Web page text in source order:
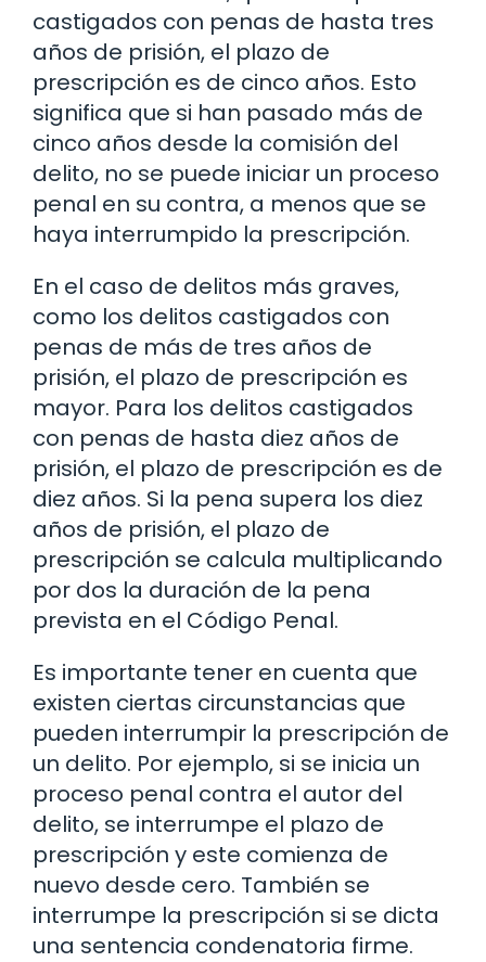
castigados con penas de hasta tres
años de prisión, el plazo de
prescripción es de cinco años. Esto
significa que si han pasado más de
cinco años desde la comisión del
delito, no se puede iniciar un proceso
penal en su contra, a menos que se
haya interrumpido la prescripción.
En el caso de delitos más graves,
como los delitos castigados con
penas de más de tres años de
prisión, el plazo de prescripción es
mayor. Para los delitos castigados
con penas de hasta diez años de
prisión, el plazo de prescripción es de
diez años. Si la pena supera los diez
años de prisión, el plazo de
prescripción se calcula multiplicando
por dos la duración de la pena
prevista en el Código Penal.
Es importante tener en cuenta que
existen ciertas circunstancias que
pueden interrumpir la prescripción de
un delito. Por ejemplo, si se inicia un
proceso penal contra el autor del
delito, se interrumpe el plazo de
prescripción y este comienza de
nuevo desde cero. También se
interrumpe la prescripción si se dicta
una sentencia condenatoria firme.